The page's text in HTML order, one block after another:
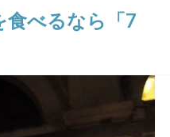
食べるなら「7